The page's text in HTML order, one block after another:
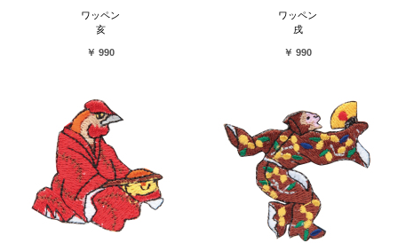
ワッペン
亥
￥ 990
ワッペン
戌
￥ 990